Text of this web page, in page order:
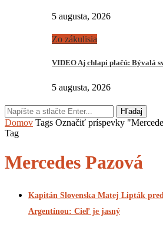
5 augusta, 2026
Zo zákulisia
VIDEO Aj chlapi plačú: Bývalá
5 augusta, 2026
Hľadaj
Domov Tags Označiť príspevky
Tag
Mercedes Pazová
Kapitán Slovenska Matej Lipták
Argentínou: Cieľ je jasný